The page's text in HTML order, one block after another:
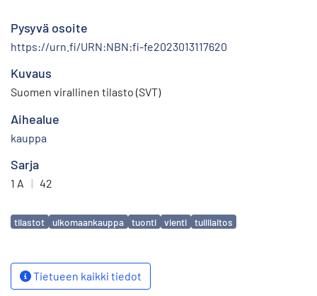
Pysyvä osoite
https://urn.fi/URN:NBN:fi-fe2023013117620
Kuvaus
Suomen virallinen tilasto (SVT)
Aihealue
kauppa
Sarja
1 A | 42
Avainsanat
tilastot ulkomaankauppa tuonti vienti tullilaitos
Tietueen kaikki tiedot